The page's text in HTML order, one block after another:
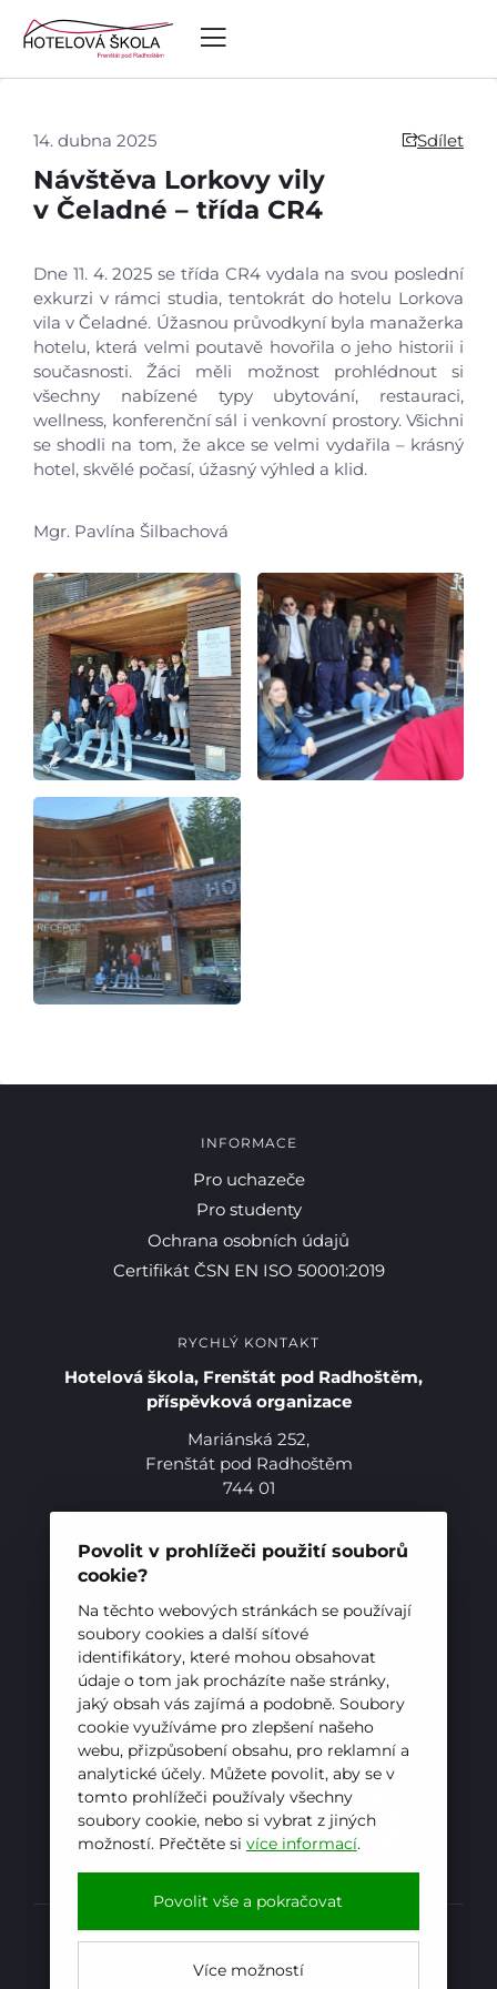
Povolit v prohlížeči použití souborů
cookie?
Na těchto webových stránkách se používají
soubory cookies a další síťové
identifikátory, které mohou obsahovat
údaje o tom jak procházíte naše stránky,
jaký obsah vás zajímá a podobně. Soubory
cookie využíváme pro zlepšení našeho
webu, přizpůsobení obsahu, pro reklamní a
analytické účely. Můžete povolit, aby se v
tomto prohlížeči používaly všechny
soubory cookie, nebo si vybrat z jiných
možností. Přečtěte si více informací.
Povolit vše a pokračovat
Více možností
Úvod
Studium
Projekty
Foto
Video a audio
Virtuální prohlídka
Kontakty
Pro studenty
Pro uchazeče
14. dubna 2025 Sdílet
E-mail WhatsAppFacebook
Návštěva Lorkovy vily
v Čeladné – třída CR4
Dne 11. 4. 2025 se třída CR4 vydala na svou poslední
exkurzi v rámci studia, tentokrát do hotelu Lorkova
vila v Čeladné. Úžasnou průvodkyní byla manažerka
hotelu, která velmi poutavě hovořila o jeho historii i
současnosti. Žáci měli možnost prohlédnout si
všechny nabízené typy ubytování, restauraci,
wellness, konferenční sál i venkovní prostory. Všichni
se shodli na tom, že akce se velmi vydařila – krásný
hotel, skvělé počasí, úžasný výhled a klid.
Mgr. Pavlína Šilbachová
INFORMACE
Pro uchazeče
Pro studenty
Ochrana osobních údajů
Certifikát ČSN EN ISO 50001:2019
RYCHLÝ KONTAKT
Hotelová škola, Frenštát pod Radhoštěm,
příspěvková organizace
Mariánská 252,
Frenštát pod Radhoštěm
744 01
E-mail:sekretariat@hotelovkafren.cz
Datová schránka: bc5jrez
IČ: 00576441
ZŘIZOVATEL
Hotelová škola, Frenštát pod Radhoštěm je
příspěvkovou organizací zřizovanou
Moravskoslezským krajem
Powered byiCARD:CMS